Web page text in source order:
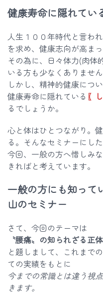
健康寿命に隠れてい
人生１００年時代と言わ
を求め、健康志向が高まっ
その為に、日々体力(肉体
いる方も少なくありません
しかし、精神的健康につ
健康寿命に隠れている 〖
るでしょうか。
心と体はひとつながり。
る。そんなセミナーにし
今回、一般の方へ惜しみ
きればと考えています。
一般の方にも知って
山のセミナー
さて、今回のテーマは
〝腰痛〟の知られざる正
と題しまして、これまで
ての実績をもとに
今までの常識とは違う視
きます。